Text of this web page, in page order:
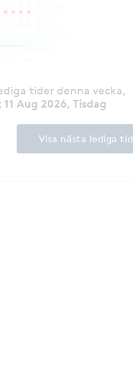
tider denna vecka,
: 11 Aug 2026, Tisdag
Visa nästa lediga tid